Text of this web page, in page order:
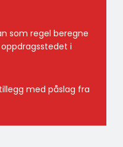
som regel beregne
i
med påslag fra